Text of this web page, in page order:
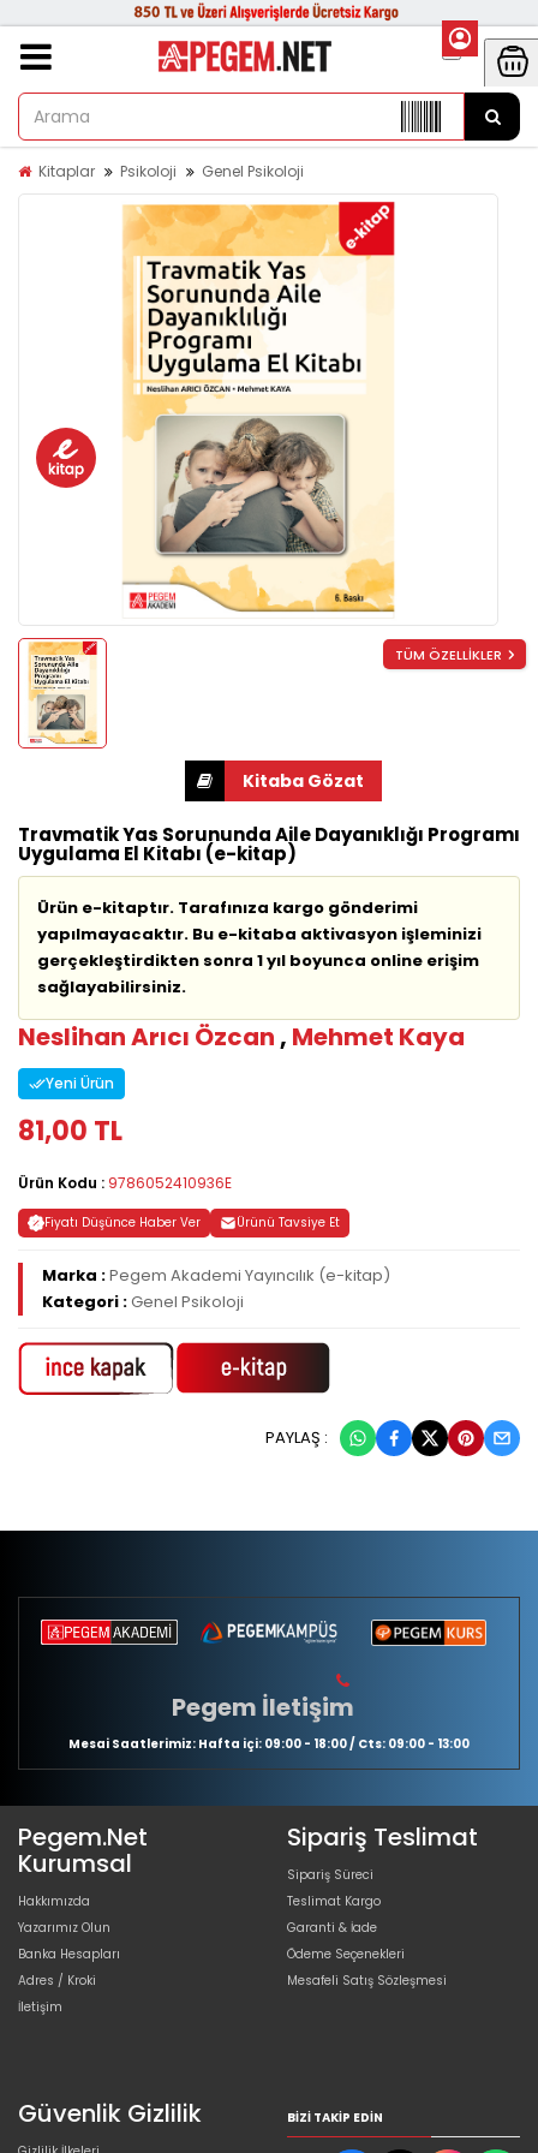
Kitaplar Psikoloji Genel Psikoloji
TÜM ÖZELLİKLER
Travmatik Yas Sorununda Aile Dayanıklığı Programı
Uygulama El Kitabı (e-kitap)
Ürün e-kitaptır. Tarafınıza kargo gönderimi
yapılmayacaktır. Bu e-kitaba aktivasyon işleminizi
gerçekleştirdikten sonra 1 yıl boyunca online erişim
sağlayabilirsiniz.
Neslihan Arıcı Özcan , Mehmet Kaya
Yeni Ürün
81,00 TL
Ürün Kodu : 9786052410936E
Fiyatı Düşünce Haber Ver Ürünü Tavsiye Et
Marka :Pegem Akademi Yayıncılık (e-kitap)
Kategori :Genel Psikoloji
PAYLAŞ :
Pegem İletişim
Mesai Saatlerimiz: Hafta içi: 09:00 - 18:00 / Cts: 09:00 - 13:00
Pegem.Net
Kurumsal
Hakkımızda
Yazarımız Olun
Banka Hesapları
Adres / Kroki
İletişim
Sipariş Teslimat
Sipariş Süreci
Teslimat Kargo
Garanti & İade
Ödeme Seçenekleri
Mesafeli Satış Sözleşmesi
Güvenlik Gizlilik BIZI TAKIP EDIN